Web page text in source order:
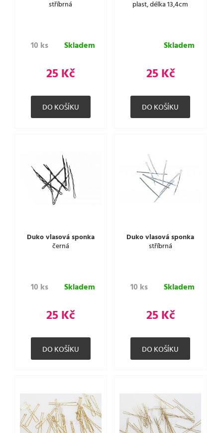
stříbrná
10 ks Skladem
25 Kč
plast, délka 13,4cm
Skladem
25 Kč
Duko vlasová sponka
černá
10 ks Skladem
25 Kč
Duko vlasová sponka
stříbrná
10 ks Skladem
25 Kč